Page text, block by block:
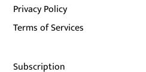
Privacy Policy
Terms of Services
Subscription